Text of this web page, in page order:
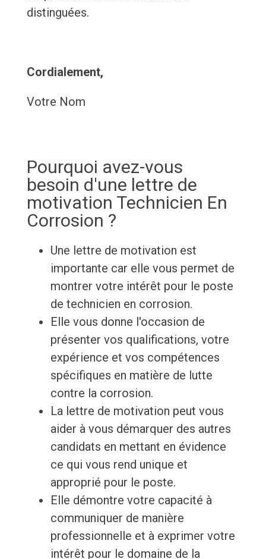
distinguées.
Cordialement,
Votre Nom
Pourquoi avez-vous
besoin d'une lettre de
motivation Technicien En
Corrosion ?
Une lettre de motivation est
importante car elle vous permet de
montrer votre intérêt pour le poste
de technicien en corrosion.
Elle vous donne l'occasion de
présenter vos qualifications, votre
expérience et vos compétences
spécifiques en matière de lutte
contre la corrosion.
La lettre de motivation peut vous
aider à vous démarquer des autres
candidats en mettant en évidence
ce qui vous rend unique et
approprié pour le poste.
Elle démontre votre capacité à
communiquer de manière
professionnelle et à exprimer votre
intérêt pour le domaine de la